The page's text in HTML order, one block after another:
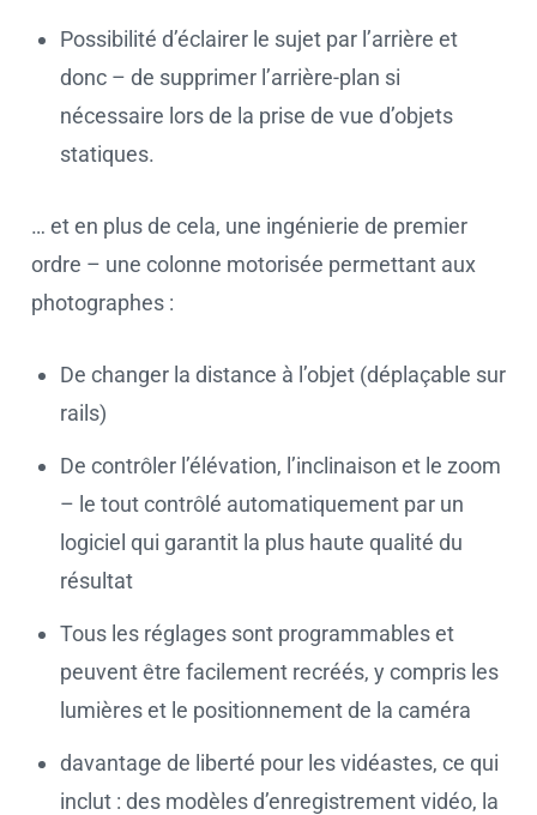
Possibilité d’éclairer le sujet par l’arrière et
donc – de supprimer l’arrière-plan si
nécessaire lors de la prise de vue d’objets
statiques.
… et en plus de cela, une ingénierie de premier
ordre – une colonne motorisée permettant aux
photographes :
De changer la distance à l’objet (déplaçable sur
rails)
De contrôler l’élévation, l’inclinaison et le zoom
– le tout contrôlé automatiquement par un
logiciel qui garantit la plus haute qualité du
résultat
Tous les réglages sont programmables et
peuvent être facilement recréés, y compris les
lumières et le positionnement de la caméra
davantage de liberté pour les vidéastes, ce qui
inclut : des modèles d’enregistrement vidéo, la